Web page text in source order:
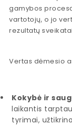
gamybos
vartotojų, o jo
rezultatų
Vertas dėmesio
Kokybė ir
laikantis
tyrimai,